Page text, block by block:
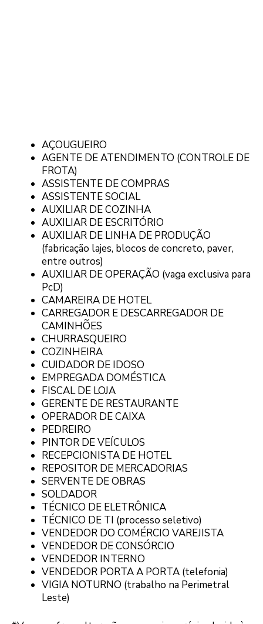
AÇOUGUEIRO
AGENTE DE ATENDIMENTO (CONTROLE DE
FROTA)
ASSISTENTE DE COMPRAS
ASSISTENTE SOCIAL
AUXILIAR DE COZINHA
AUXILIAR DE ESCRITÓRIO
AUXILIAR DE LINHA DE PRODUÇÃO
(fabricação lajes, blocos de concreto, paver,
entre outros)
AUXILIAR DE OPERAÇÃO (vaga exclusiva para
PcD)
CAMAREIRA DE HOTEL
CARREGADOR E DESCARREGADOR DE
CAMINHÕES
CHURRASQUEIRO
COZINHEIRA
CUIDADOR DE IDOSO
EMPREGADA DOMÉSTICA
FISCAL DE LOJA
GERENTE DE RESTAURANTE
OPERADOR DE CAIXA
PEDREIRO
PINTOR DE VEÍCULOS
RECEPCIONISTA DE HOTEL
REPOSITOR DE MERCADORIAS
SERVENTE DE OBRAS
SOLDADOR
TÉCNICO DE ELETRÔNICA
TÉCNICO DE TI (processo seletivo)
VENDEDOR DO COMÉRCIO VAREJISTA
VENDEDOR DE CONSÓRCIO
VENDEDOR INTERNO
VENDEDOR PORTA A PORTA (telefonia)
VIGIA NOTURNO (trabalho na Perimetral
Leste)